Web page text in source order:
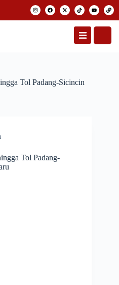
Tol Padang-Sicincin
Tol Padang-